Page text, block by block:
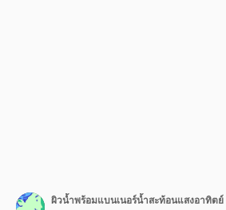
ผิวน้ำพร้อมแบนเนอร์น้ำสะท้อนแสงอาทิตย์